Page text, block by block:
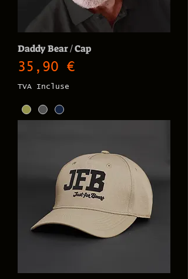
Daddy Bear / Cap
Prix
35,90 €
TVA Incluse